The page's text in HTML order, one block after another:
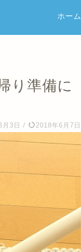
ホーム
り準備に
3日 / 2018年6月7日